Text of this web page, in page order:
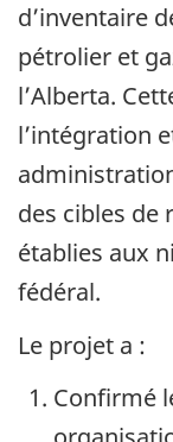
d’inventaire
pétrolier et
l’Alberta.
l’intégration
des cibles de
établies aux
fédéral.
Le projet a :
Confirmé